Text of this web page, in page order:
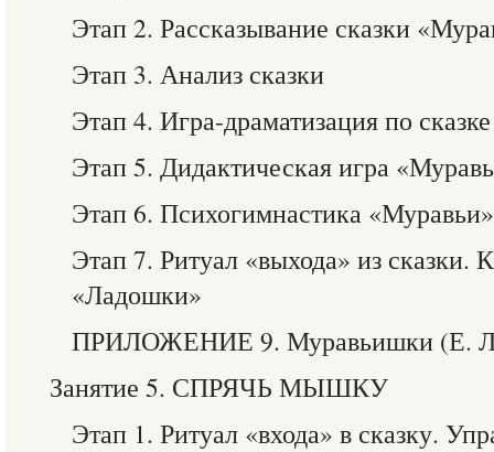
Этап 2. Рассказывание сказки
Этап 3. Анализ сказки
Этап 4. Игра-драматизация по
Этап 5. Дидактическая игра
Этап 6. Психогимнастика «Муравьи»
Этап 7. Ритуал «выхода» из сказки.
«Ладошки»
ПРИЛОЖЕНИЕ 9. Муравьишки (Е.
Занятие 5. СПРЯЧЬ МЫШКУ
Этап 1. Ритуал «входа» в сказку.